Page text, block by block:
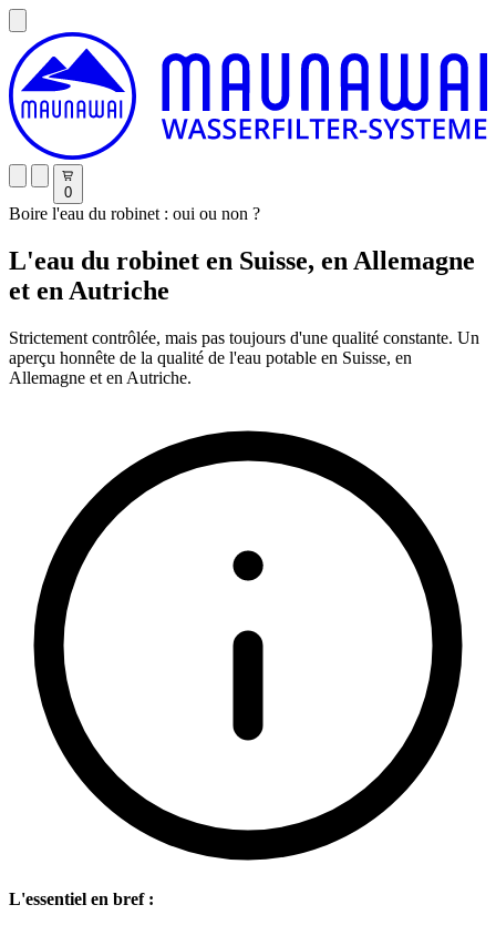
0
Boire l'eau du robinet : oui ou non ?
L'eau du robinet en Suisse, en Allemagne
et en Autriche
Strictement contrôlée, mais pas toujours d'une qualité constante. Un
aperçu honnête de la qualité de l'eau potable en Suisse, en
Allemagne et en Autriche.
L'essentiel en bref :